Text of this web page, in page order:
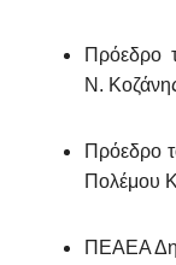
Πρόεδρο
Ν.
Πρόεδρο
Πολέμου
ΠΕΑΕΑ